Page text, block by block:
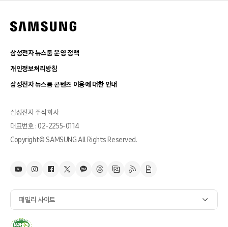
삼성전자 뉴스룸 운영 정책
개인정보처리방침
삼성전자 뉴스룸 콘텐츠 이용에 대한 안내
삼성전자 주식회사
대표번호 : 02-2255-0114
Copyright© SAMSUNG All Rights Reserved.
패밀리 사이트